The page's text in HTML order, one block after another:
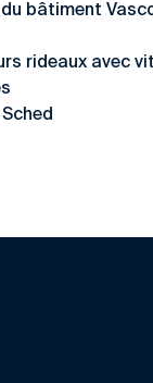
bâtiment
rideaux avec